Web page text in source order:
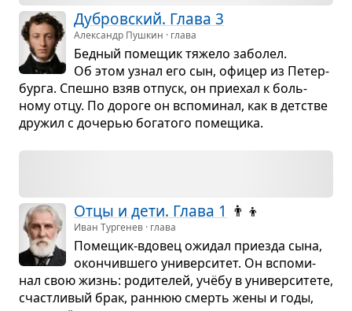
Дуб­ров­ский. Глава 3
Александр Пушкин · глава
Бед­ный поме­щик тяжело забо­лел.
Об этом узнал его сын, офи­цер из Петер­
бурга. Спешно взяв отпуск, он при­е­хал к боль­
ному отцу. По дороге он вспо­ми­нал, как в дет­стве
дру­жил с доче­рью бога­того поме­щика.
Отцы и дети. Глава 1 👨‍👦
Иван Тургенев · глава
Поме­щик-вдо­вец ожи­дал при­езда сына,
окон­чив­шего уни­вер­си­тет. Он вспо­ми­
нал свою жизнь: роди­те­лей, учёбу в уни­вер­си­тете,
счаст­ли­вый брак, ран­нюю смерть жены и годы,